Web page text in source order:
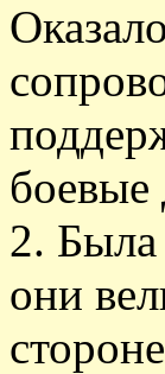
боевые
2. Была
они